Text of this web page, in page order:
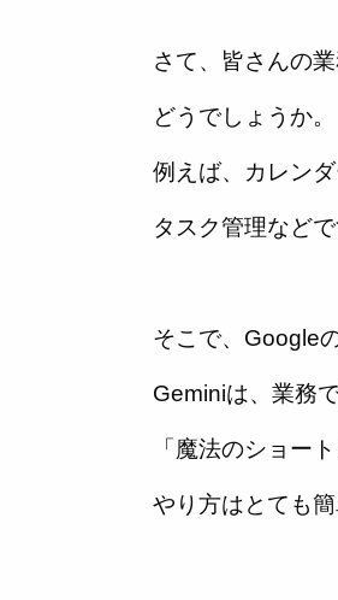
さて、皆さんの
どうでしょうか。
例えば、カレン
タスク管理などで
そこで、Google
Geminiは、業務
「魔法のショー
やり方はとても簡